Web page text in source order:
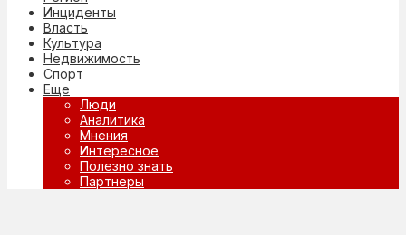
Инциденты
Власть
Культура
Недвижимость
Спорт
Еще
Люди
Аналитика
Мнения
Интересное
Полезно знать
Партнеры